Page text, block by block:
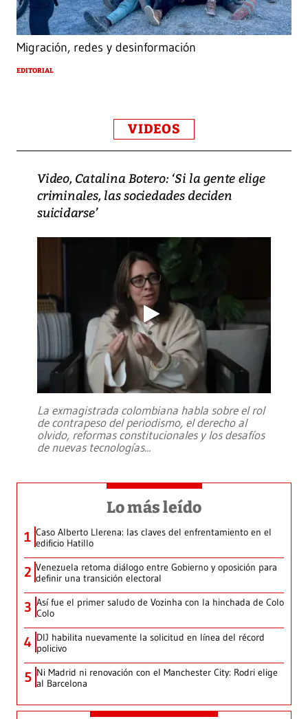
Migración, redes y desinformación
EDITORIAL
VIDEOS
Video, Catalina Botero: ‘Si la gente elige
criminales, las sociedades deciden
suicidarse’
La exmagistrada colombiana habla sobre el rol
de contrapeso del periodismo, el derecho al
olvido, reformas constitucionales y los desafíos
de nuevas tecnologías...
Lo más leído
1 Caso Alberto Llerena: las claves del enfrentamiento en el
edificio Hatillo
2 Venezuela retoma diálogo entre Gobierno y oposición para
definir una transición electoral
3 Así fue el primer saludo de Vozinha con la hinchada de Colo
Colo
4 DIJ habilita nuevamente la solicitud en línea del récord
policivo
5 Ni Madrid ni renovación con el Manchester City: Rodri elige
al Barcelona